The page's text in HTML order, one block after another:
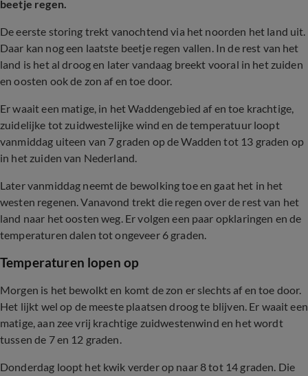
beetje regen.
De eerste storing trekt vanochtend via het noorden het land uit.
Daar kan nog een laatste beetje regen vallen. In de rest van het
land is het al droog en later vandaag breekt vooral in het zuiden
en oosten ook de zon af en toe door.
Er waait een matige, in het Waddengebied af en toe krachtige,
zuidelijke tot zuidwestelijke wind en de temperatuur loopt
vanmiddag uiteen van 7 graden op de Wadden tot 13 graden op
in het zuiden van Nederland.
Later vanmiddag neemt de bewolking toe en gaat het in het
westen regenen. Vanavond trekt die regen over de rest van het
land naar het oosten weg. Er volgen een paar opklaringen en de
temperaturen dalen tot ongeveer 6 graden.
Temperaturen lopen op
Morgen is het bewolkt en komt de zon er slechts af en toe door.
Het lijkt wel op de meeste plaatsen droog te blijven. Er waait een
matige, aan zee vrij krachtige zuidwestenwind en het wordt
tussen de 7 en 12 graden.
Donderdag loopt het kwik verder op naar 8 tot 14 graden. Die